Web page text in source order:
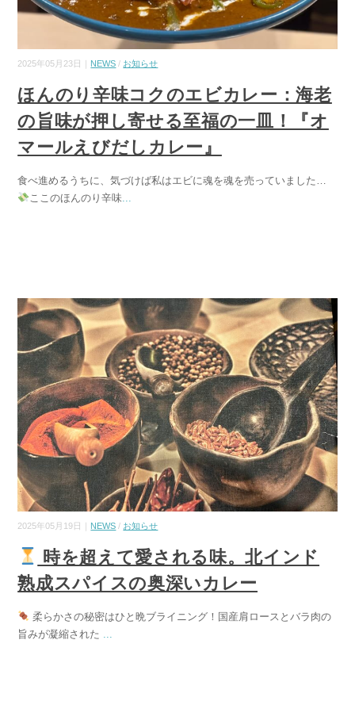
2025年05月23日｜ NEWS / お知らせ
ほんのり辛味コクのエビカレー：海老
の旨味が押し寄せる至福の一皿！『オ
マールえびだしカレー』
食べ進めるうちに、気づけば私はエビに魂を魂を売っていました…
ここのほんのり辛味...
2025年05月19日｜ NEWS / お知らせ
時を超えて愛される味。北インド
熟成スパイスの奥深いカレー
柔らかさの秘密はひと晩ブライニング！国産肩ロースとバラ肉の
旨みが凝縮された